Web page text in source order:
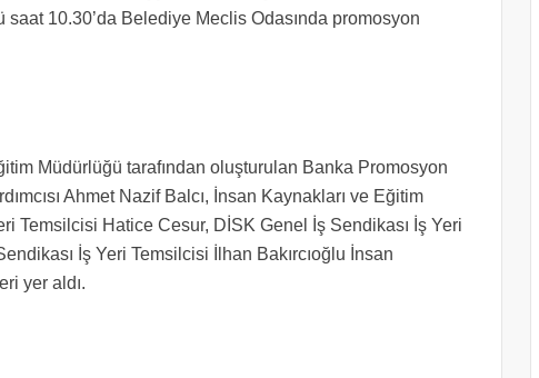
10.30’da Belediye Meclis Odasında promosyon
Müdürlüğü tarafından oluşturulan Banka Promosyon
Ahmet Nazif Balcı, İnsan Kaynakları ve Eğitim
Temsilcisi Hatice Cesur, DİSK Genel İş Sendikası İş Yeri
İş Yeri Temsilcisi İlhan Bakırcıoğlu İnsan
yer aldı.